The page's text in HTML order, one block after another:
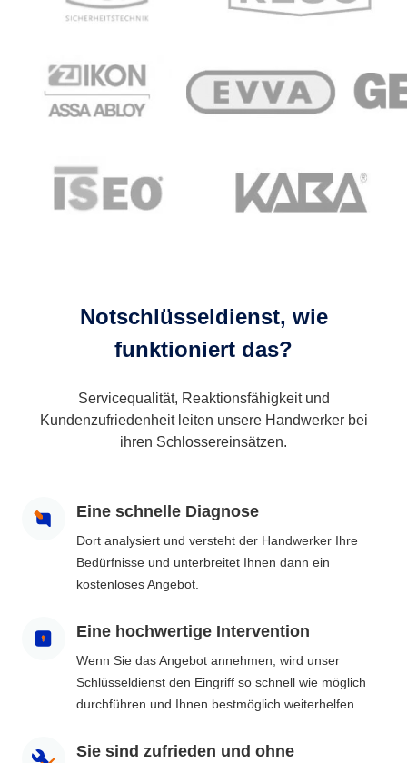
Notschlüsseldienst, wie
funktioniert das?
Servicequalität, Reaktionsfähigkeit und
Kundenzufriedenheit leiten unsere Handwerker bei
ihren Schlossereinsätzen.
Eine schnelle Diagnose
Dort analysiert und versteht der Handwerker Ihre
Bedürfnisse und unterbreitet Ihnen dann ein
kostenloses Angebot.
Eine hochwertige Intervention
Wenn Sie das Angebot annehmen, wird unser
Schlüsseldienst den Eingriff so schnell wie möglich
durchführen und Ihnen bestmöglich weiterhelfen.
Sie sind zufrieden und ohne